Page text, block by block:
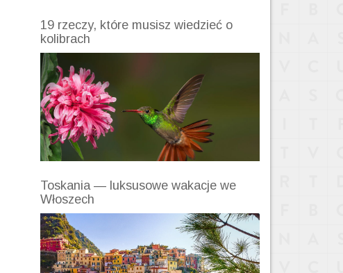
19 rzeczy, które musisz wiedzieć o
kolibrach
Toskania — luksusowe wakacje we
Włoszech